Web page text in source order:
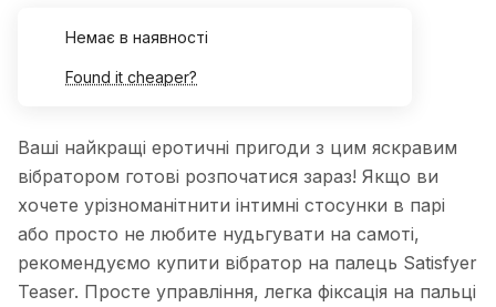
Немає в наявності
Found it cheaper?
Ваші найкращі еротичні пригоди з цим яскравим
вібратором готові розпочатися зараз! Якщо ви
хочете урізноманітнити інтимні стосунки в парі
або просто не любите нудьгувати на самоті,
рекомендуємо купити вібратор на палець Satisfyer
Teaser. Просте управління, легка фіксація на пальці